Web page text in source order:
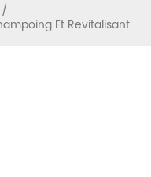
/
Et Revitalisant